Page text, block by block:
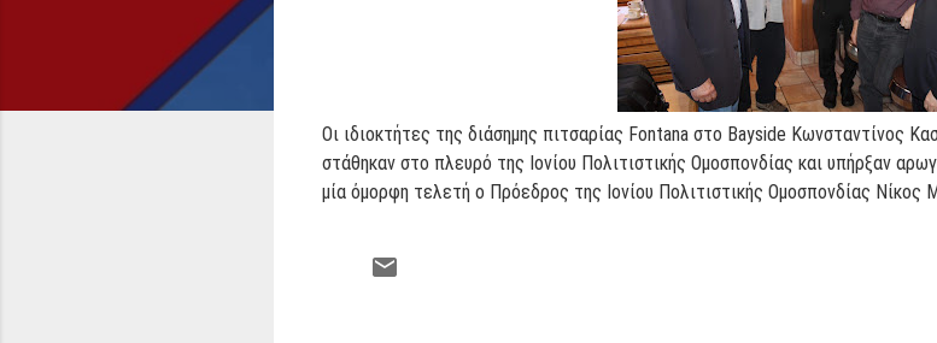
Οι ιδιοκτήτες της διάσημης πιτσαρίας Fontana στο Bayside Κωνσταντίνος
στάθηκαν στο πλευρό της Ιονίου Πολιτιστικής Ομοσπονδίας και υπήρξαν
μία όμορφη τελετή ο Πρόεδρος της Ιονίου Πολιτιστικής Ομοσπονδίας